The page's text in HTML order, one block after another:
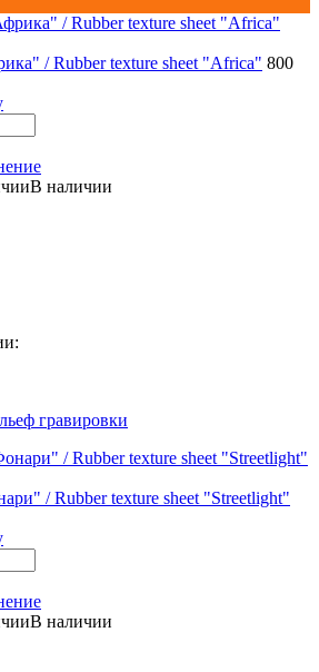
/ Rubber texture sheet "Africa" 800
В наличии
гравировки
/ Rubber texture sheet "Streetlight"
В наличии